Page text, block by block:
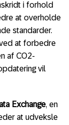
i forhold
at overholde
standarder.
at forbedre
af CO2-
vil
Exchange, en
at udveksle